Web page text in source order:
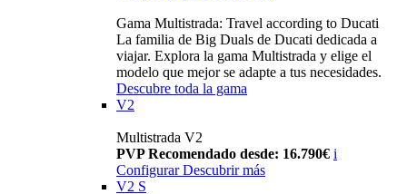
Gama Multistrada: Travel according to Ducati
La familia de Big Duals de Ducati dedicada a
viajar. Explora la gama Multistrada y elige el
modelo que mejor se adapte a tus necesidades.
Descubre toda la gama
V2
Multistrada V2
PVP Recomendado desde: 16.790€ i
Configurar Descubrir más
V2 S